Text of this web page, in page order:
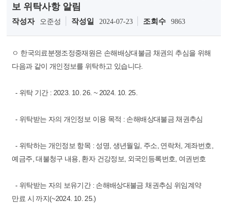
보 위탁사항 알림
작성자 오준성 작성일 2024-07-23 조회수 9863
ㅇ 한국의료분쟁조정중재원은 손해배상대불금 채권의 추심을 위해
다음과 같이 개인정보를 위탁하고 있습니다.
- 위탁 기간 : 2023. 10. 26. ~ 2024. 10. 25.
- 위탁받는 자의 개인정보 이용 목적 : 손해배상대불금 채권추심
- 위탁하는 개인정보 항목 : 성명, 생년월일, 주소, 연락처, 계좌번호,
예금주, 대불청구 내용, 환자 건강정보, 외국인등록번호, 여권번호
- 위탁받는 자의 보유기간 : 손해배상대불금 채권추심 위임계약
만료 시 까지(~2024. 10. 25.)